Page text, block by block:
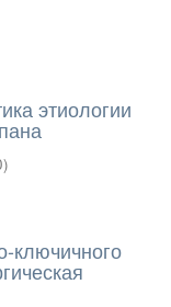
этиологии
)
ключичного